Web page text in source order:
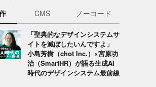
CMS ノーコード
「聖典的なデザインシステムサ
イトを滅ぼしたいんですよ」
小島芳樹（chot Inc.）×宮原功
治（SmartHR）が語る生成AI
時代のデザインシステム最前線